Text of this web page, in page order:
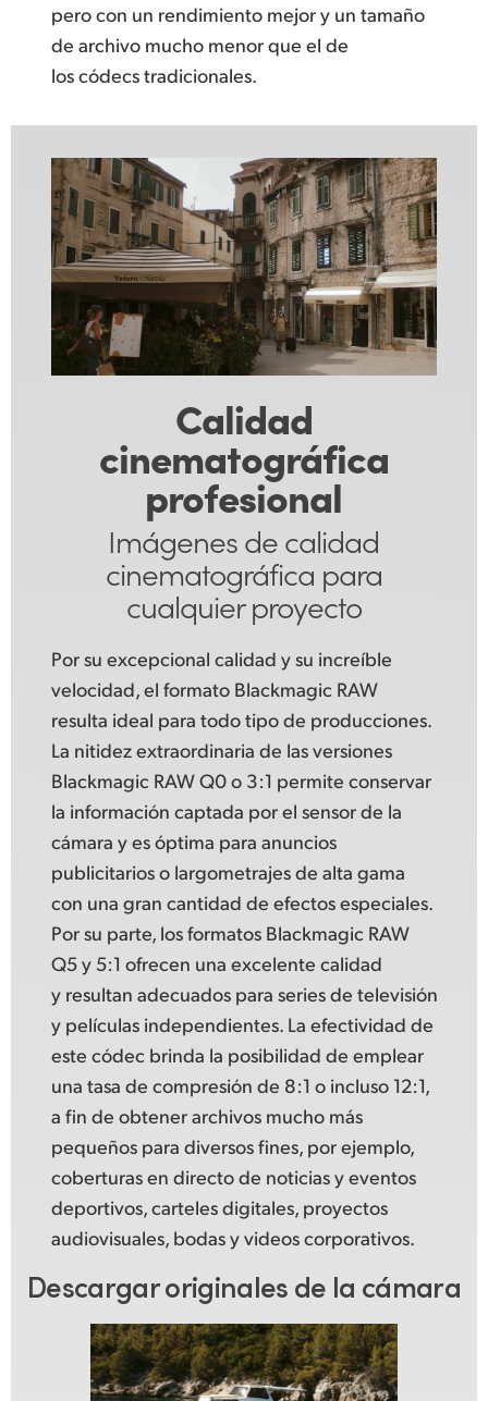
pero con un rendimiento mejor y un tamaño
de archivo mucho menor que el de
los códecs tradicionales.
Calidad
cinematográfica
profesional
Imágenes de calidad
cinematográfica para
cualquierproyecto
Por su excepcional calidad y su increíble
velocidad, el formato Blackmagic RAW
resulta ideal para todo tipo de producciones.
La nitidez extraordinaria de las versiones
Blackmagic RAW Q0 o 3:1 permite conservar
la información captada por el sensor de la
cámara y es óptima para anuncios
publicitarios o largometrajes de alta gama
con una gran cantidad de efectos especiales.
Por su parte, los formatos Blackmagic RAW
Q5 y 5:1 ofrecen una excelente calidad
y resultan adecuados para series de televisión
y películas independientes. La efectividad de
este códec brinda la posibilidad de emplear
una tasa de compresión de 8:1 o incluso 12:1,
a fin de obtener archivos mucho más
pequeños para diversos fines, por ejemplo,
coberturas en directo de noticias y eventos
deportivos, carteles digitales, proyectos
audiovisuales, bodas y videoscorporativos.
Descargar originales de la cámara